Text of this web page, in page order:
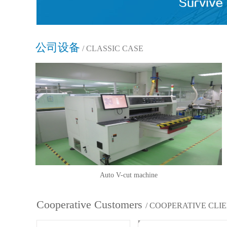
公司设备 / CLASSIC CASE
Auto V-cut machine
Cooperative Customers / COOPERATIVE